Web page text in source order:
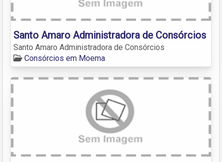
Santo Amaro Administradora de Consórcios
Santo Amaro Administradora de Consórcios
Consórcios em Moema